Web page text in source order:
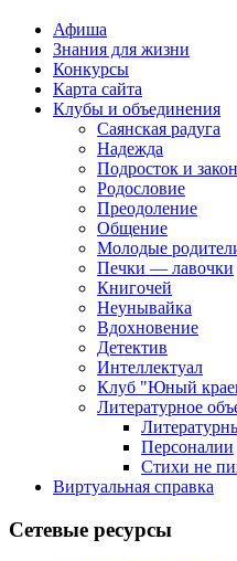
Афиша
Знания для жизни
Конкурсы
Карта сайта
Клубы и объединения
Саянская радуга
Надежда
Подросток и закон
Родословие
Преодоление
Общение
Молодые
Печки — лавочки
Книгочей
Неунывайка
Вдохновение
Детектив
Интеллектуал
Клуб "Юный
Литературное
Персоналии
Стихи не
Виртуальная справка
Сетевые ресурсы